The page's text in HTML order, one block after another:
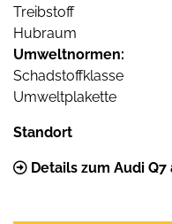
Treibstoff
Hubraum
Umweltnormen:
Schadstoffklasse
Umweltplakette
Standort
Details zum Audi Q7